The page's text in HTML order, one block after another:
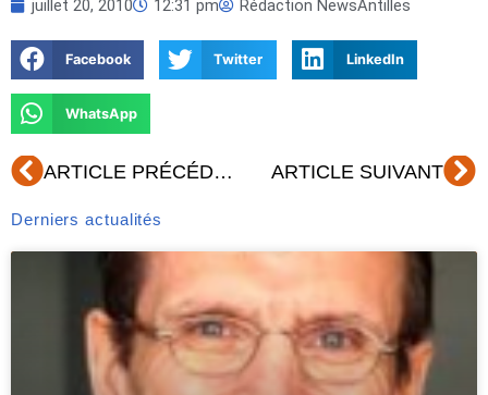
juillet 20, 2010 12:31 pm Rédaction NewsAntilles
Facebook Twitter LinkedIn
WhatsApp
Précédent ARTICLE PRÉCÉDENT ARTICLE SUIVANT
Derniers actualités